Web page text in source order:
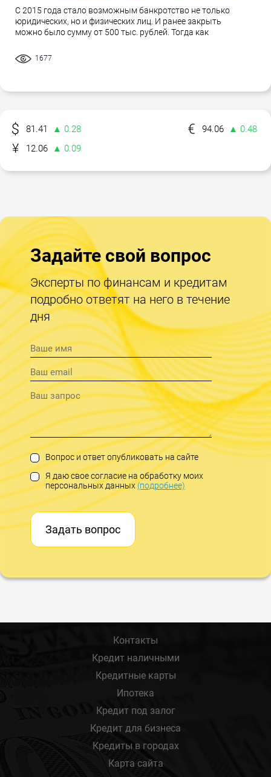
С 2015 года стало возможным банкротство не только
юридических, но и физических лиц. И ранее закрыть
можно было сумму от 500 тыс. рублей. Тогда как
1677
81.41 ▲ 0.28 94.06
▲ 0.48
12.06
▲ 0.09
Задайте свой вопрос
Эксперты по финансам и кредитам
подробно ответят на него в течение
дня
Вопрос и ответ опубликовать на сайте
Я даю свое согласие на обработку моих
персональных данных(подробнее)
Задать вопрос
Контакты
Кредит наличными
Кредитные карты
Ипотека
Кредит под залог
Кредит для бизнеса
Кредиты в городах
Карта сайта